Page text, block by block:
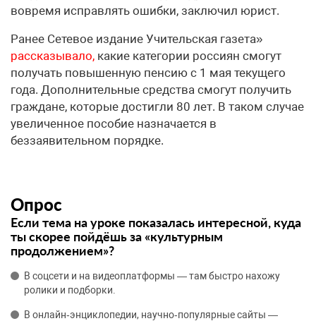
вовремя исправлять ошибки, заключил юрист.
Ранее Сетевое издание Учительская газета»
рассказывало, какие категории россиян смогут
получать повышенную пенсию с 1 мая текущего
года. Дополнительные средства смогут получить
граждане, которые достигли 80 лет. В таком случае
увеличенное пособие назначается в
беззаявительном порядке.
Опрос
Если тема на уроке показалась интересной, куда
ты скорее пойдёшь за «культурным
продолжением»?
В соцсети и на видеоплатформы — там быстро нахожу
ролики и подборки.
В онлайн‑энциклопедии, научно‑популярные сайты —